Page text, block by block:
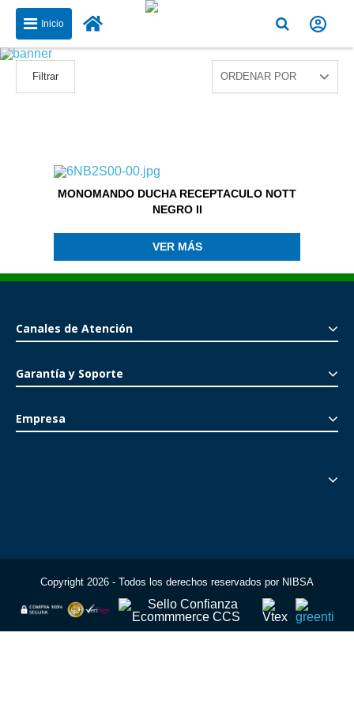
Inicio
Filtrar
MONOMANDO DUCHA RECEPTACULO NOTT
NEGRO II
VER MÁS
Canales de Atención
Garantía y Soporte
Empresa
Copyright 2026 - Todos los derechos reservados por NIBSA